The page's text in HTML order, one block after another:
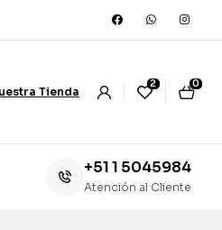
Tienda
2 0
+51 1 5045984
Atención al Cliente